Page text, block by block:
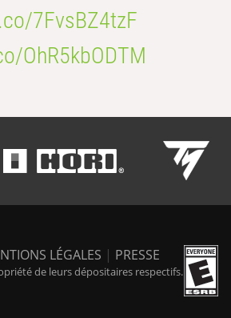
7FvsBZ4tzF
OhR5kbODTM
LÉGALES | PRESSE
de leurs dépositaires respectifs.